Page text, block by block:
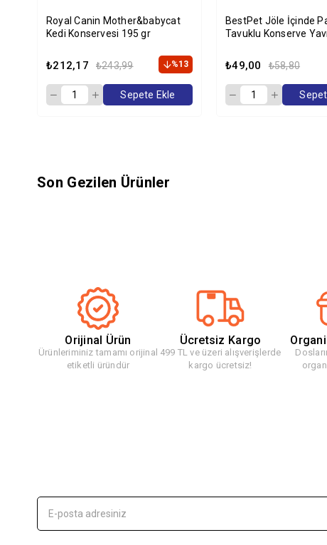
Royal Canin Mother&babycat
Kedi Konservesi 195 gr
₺212,17 ₺243,99 %13
Sepete Ekle
BestPet Jöle İçinde
Tavuklu Konserve
₺49,00 ₺58,80
Son Gezilen Ürünler
Orijinal Ürün
Ürünleriminiz tamamı orijinal
etiketli üründür
Ücretsiz Kargo
499 TL ve üzeri alışverişlerde
kargo ücretsiz!